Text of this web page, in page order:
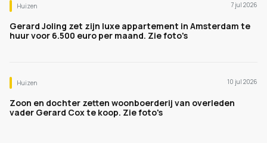
Huizen 7 jul 2026
Gerard Joling zet zijn luxe appartement in Amsterdam te
huur voor 6.500 euro per maand. Zie foto's
Huizen 10 jul 2026
Zoon en dochter zetten woonboerderij van overleden
vader Gerard Cox te koop. Zie foto's